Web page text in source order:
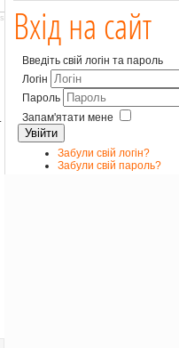
Вхід на сайт
Введіть свій логін та пароль
Логін
Пароль
Запам'ятати мене
Увійти
Забули свій логін?
Забули свій пароль?